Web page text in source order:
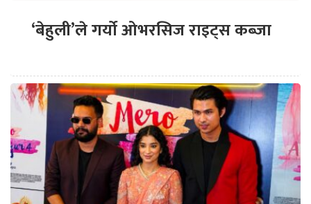
‘बेहुली’ले गर्यो ओभरसिज राइट्स कब्जा